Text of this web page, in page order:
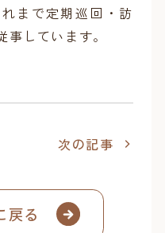
まで定期巡回・訪
しています。
次の記事
戻る